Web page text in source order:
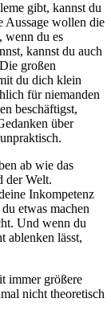
gibt, kannst du
Aussage wollen die
wenn du es
kannst du auch
großen
du dich klein
für niemanden
beschäftigst,
über
ab wie das
der Welt.
Inkompetenz
etwas machen
Und wenn du
ablenken lässt,
immer größere
nicht theoretisch